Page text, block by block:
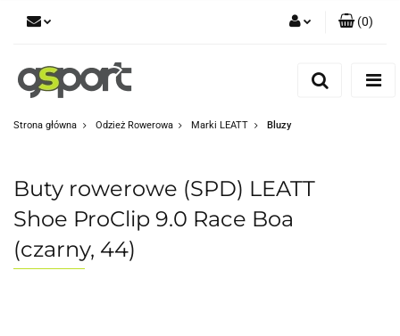
Dodaj zgłoszenie
(0)
Strona główna Odzież Rowerowa Marki LEATT Bluzy
Buty rowerowe (SPD) LEATT
Shoe ProClip 9.0 Race Boa
(czarny, 44)